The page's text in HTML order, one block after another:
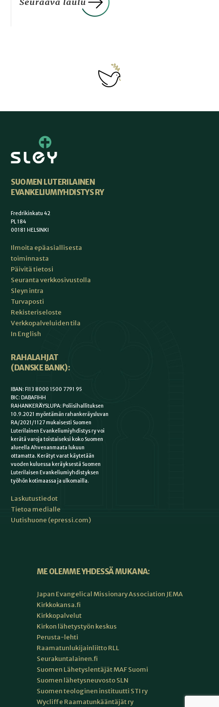
SUOMEN LUTERILAINEN
EVANKELIUMIYHDISTYS RY
Fredrikinkatu 42
PL 184
00181 HELSINKI
Ilmoita epäasiallisesta
toiminnasta
Päivitä tietosi
Seuranta verkkosivustolla
Sleyn intra
Turvaposti
Rekisteriseloste
Verkkopalveluiden tila
In English
RAHALAHJAT
(DANSKE BANK):
IBAN: FI13 8000 1500 7791 95
BIC: DABAFIHH
RAHANKERÄYSLUPA: Poliisihallituksen
10.9.2021 myöntämän rahankeräysluvan
RA/2021/1127 mukaisesti Suomen
Luterilainen Evankeliumiyhdistys ry voi
kerätä varoja toistaiseksi koko Suomen
alueella Ahvenanmaata lukuun
ottamatta. Kerätyt varat käytetään
vuoden kuluessa keräyksestä Suomen
Luterilaisen Evankeliumiyhdistyksen
työhön kotimaassa ja ulkomailla.
Laskutustiedot
Tietoa medialle
Uutishuone (epressi.com)
ME OLEMME YHDESSÄ MUKANA:
Japan Evangelical Missionary Association JEMA
Kirkkokansa.fi
Kirkkopalvelut
Kirkon lähetystyön keskus
Perusta-lehti
Raamatunlukijainliitto RLL
Seurakuntalainen.fi
Suomen Lähetyslentäjät MAF Suomi
Suomen lähetysneuvosto SLN
Suomen teologinen instituutti STI ry
Wycliffe Raamatunkääntäjät ry